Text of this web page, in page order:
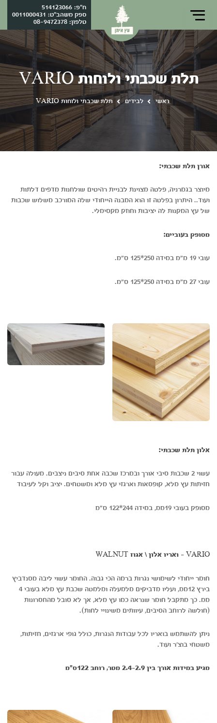
ח"פ: 514123066
ספק משהב"ט: 0011000431
טלפון: 08-9472378
תלת שכבתי ולוחות VARIO
ראשי לבידים תלת שכבתי ולוחות VARIO
אורן תלת שכבתי:
מיוצר בגמרניה, פלטה מצוינת לבניית רהיטים שולחנות מדפים דלתות
ועוד.. היתרון בפלטה זו הוא המבנה הייחודי שלה המורכב משלוש שכבות
של עץ המקנות לה יציבות וחוזק מקסימלי.
מסופק בעוביים:
עובי 19 מ"מ במידה 250*125 ס"מ.
עובי 27 מ"מ במידה 250*125 ס"מ.
אלון תלת שכבתי:
עשוי 2 שכבות סיבי אורך ובמרכז שכבה אחת סיבים ניצבים. מעולה עבור
חזיתות עץ מלא, קופסאות וארגזי עץ מלא ומשטחים. יציב וקל לעיבוד
מסופק בעובי 19ממ, במידה 244*122 ס"מ
VARIO - ואריו אלון \ אגוז WALNUT
חומר ייחודי לשימושי נגרות ברמה הכי גבוה. החומר עשוי ליבה מסנדביץ
בירץ 12ממ, ועליו מדביקים מלמעלה ומלמטה שכבת עץ מלא בעובי 4
ממ. כך מתקבל חומר שנראה כמו עץ מלא, אך לא סובל מהחסרונות
(חולשה לרוחב הסיבים, עיוותים משינויי לחות).
ניתן להשתמש בואריו לכל עבודות הנגרות, כולל גופי ארגזים, חזיתות,
משטחי בוצ'ר ועוד.
מגיע במידות אורך בין 2.4-2.9 מטר, רוחב 122ס"מ